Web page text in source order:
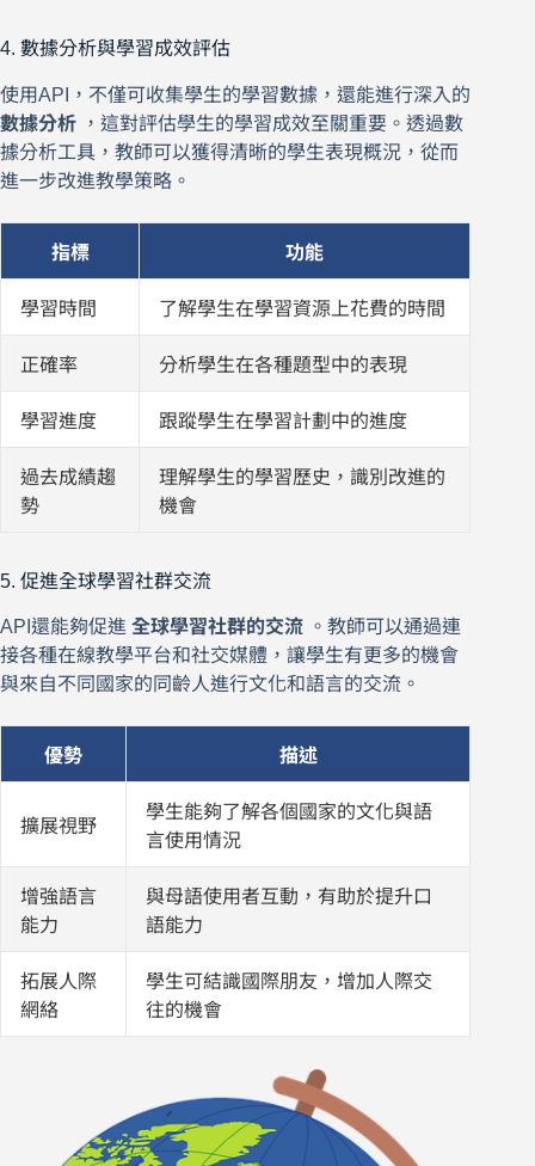
4. 數據分析與學習成效評估
使用API，不僅可收集學生的學習數據，還能進行深入的
數據分析 ，這對評估學生的學習成效至關重要。透過數
據分析工具，教師可以獲得清晰的學生表現概況，從而
進一步改進教學策略。
指標 功能
學習時間 了解學生在學習資源上花費的時間
正確率 分析學生在各種題型中的表現
學習進度 跟蹤學生在學習計劃中的進度
過去成績趨
勢
理解學生的學習歷史，識別改進的
機會
5. 促進全球學習社群交流
API還能夠促進 全球學習社群的交流 。教師可以通過連
接各種在線教學平台和社交媒體，讓學生有更多的機會
與來自不同國家的同齡人進行文化和語言的交流。
優勢 描述
擴展視野
學生能夠了解各個國家的文化與語
言使用情況
增強語言
能力
與母語使用者互動，有助於提升口
語能力
拓展人際
網絡
學生可結識國際朋友，增加人際交
往的機會